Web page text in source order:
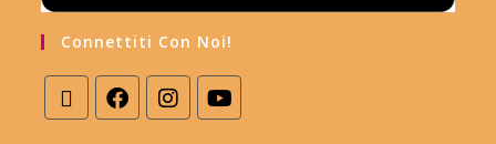
Connettiti Con Noi!